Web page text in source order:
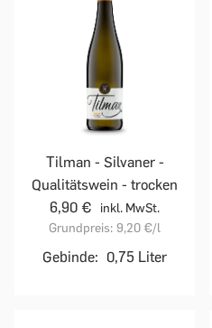
Tilman - Silvaner -
Qualitätswein - trocken
6,90 €
inkl. MwSt.
Grundpreis: 9,20 €/l
Gebinde: 0,75 Liter